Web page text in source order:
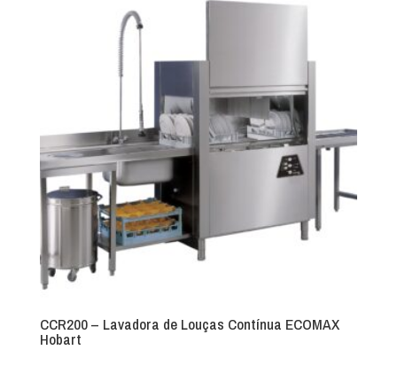
CCR200 – Lavadora de Louças Contínua ECOMAX
Hobart